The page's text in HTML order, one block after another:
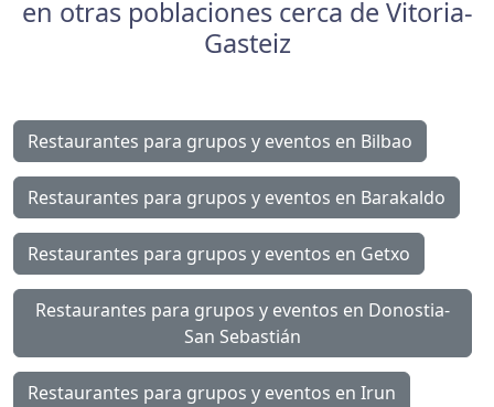
en otras poblaciones cerca de Vitoria-
Gasteiz
Restaurantes para grupos y eventos en Bilbao
Restaurantes para grupos y eventos en Barakaldo
Restaurantes para grupos y eventos en Getxo
Restaurantes para grupos y eventos en Donostia-
San Sebastián
Restaurantes para grupos y eventos en Irun